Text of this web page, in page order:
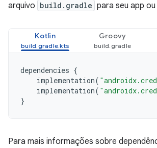
arquivo build.gradle para seu app
Kotlin Groovy
dependencies {
implementation(
implementation(
}
Para mais informações sobre